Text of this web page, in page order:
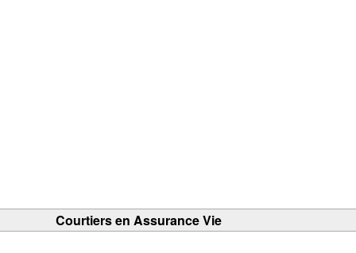
Courtiers en Assurance Vie